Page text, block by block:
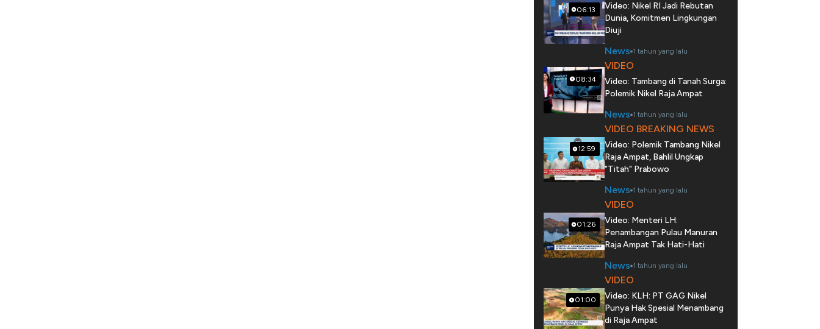
06:13
Video: Nikel RI Jadi Rebutan
Dunia, Komitmen Lingkungan
Diuji
News 1 tahun yang lalu
08:34
VIDEO
Video: Tambang di Tanah Surga:
Polemik Nikel Raja Ampat
News 1 tahun yang lalu
12:59
VIDEO BREAKING NEWS
Video: Polemik Tambang Nikel
Raja Ampat, Bahlil Ungkap
"Titah" Prabowo
News 1 tahun yang lalu
01:26
VIDEO
Video: Menteri LH:
Penambangan Pulau Manuran
Raja Ampat Tak Hati-Hati
News 1 tahun yang lalu
01:00
VIDEO
Video: KLH: PT GAG Nikel
Punya Hak Spesial Menambang
di Raja Ampat